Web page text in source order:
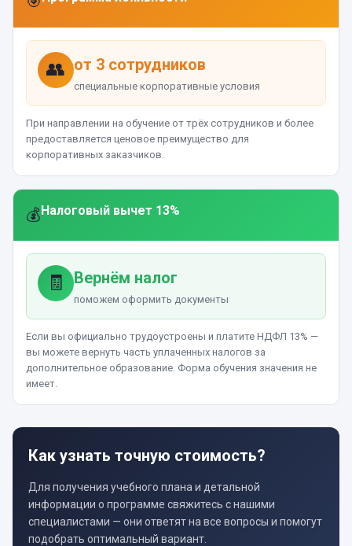
👥 от 3 сотрудников
специальные корпоративные условия
При направлении на обучение от трёх сотрудников и более
предоставляется ценовое преимущество для
корпоративных заказчиков.
💰Налоговый вычет 13%
🧾 Вернём налог
поможем оформить документы
Если вы официально трудоустроены и платите НДФЛ 13% —
вы можете вернуть часть уплаченных налогов за
дополнительное образование. Форма обучения значения не
имеет.
Как узнать точную стоимость?
Для получения учебного плана и детальной
информации о программе свяжитесь с нашими
специалистами — они ответят на все вопросы и помогут
подобрать оптимальный вариант.